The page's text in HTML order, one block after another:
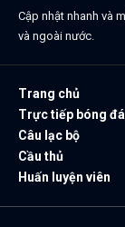
Cập nhật nhanh và
và ngoài nước.
Trang chủ
Trực tiếp bóng đá
Câu lạc bộ
Cầu thủ
Huấn luyện viên